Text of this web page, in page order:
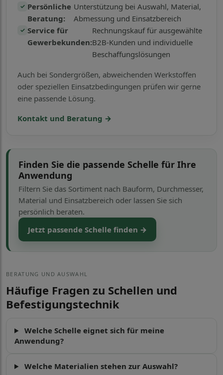
✓ Persönliche
Beratung:
Unterstützung bei Auswahl, Material,
Abmessung und Einsatzbereich
✓ Service für
Gewerbekunden:
Rechnungskauf für ausgewählte
B2B-Kunden und individuelle
Beschaffungslösungen
Auch bei Sondergrößen, abweichenden Werkstoffen
oder speziellen Einsatzbedingungen prüfen wir gerne
eine passende Lösung.
Kontakt und Beratung →
Finden Sie die passende Schelle für Ihre
Anwendung
Filtern Sie das Sortiment nach Bauform, Durchmesser,
Material und Einsatzbereich oder lassen Sie sich
persönlich beraten.
Jetzt passende Schelle finden →
BERATUNG UND AUSWAHL
Häufige Fragen zu Schellen und
Befestigungstechnik
Welche Schelle eignet sich für meine
Anwendung?
Welche Materialien stehen zur Auswahl?